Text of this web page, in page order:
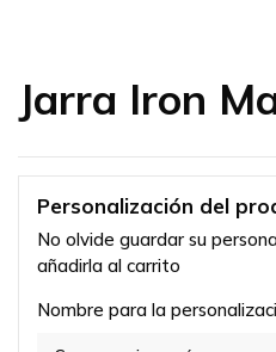
Jarra Iron
Personalización del
No olvide guardar su
añadirla al carrito
Nombre para la